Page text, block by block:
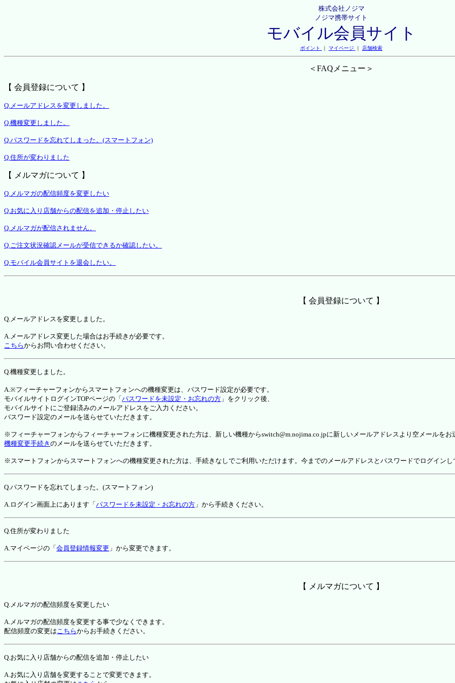
株式会社ノジマ
ノジマ携帯サイト
モバイル会員サイト
ポイント ｜ マイページ ｜ 店舗検索
＜FAQメニュー＞
【 会員登録について 】
Q.メールアドレスを変更しました。
Q.機種変更しました。
Q.パスワードを忘れてしまった。(スマートフォン)
Q.住所が変わりました
【 メルマガについて 】
Q.メルマガの配信頻度を変更したい
Q.お気に入り店舗からの配信を追加・停止したい
Q.メルマガが配信されません。
Q.ご注文状況確認メールが受信できるか確認したい。
Q.モバイル会員サイトを退会したい。
【 会員登録について 】
Q.メールアドレスを変更しました。
A.メールアドレス変更した場合はお手続きが必要です。
こちらからお問い合わせください。
Q.機種変更しました。
A.※フィーチャーフォンからスマートフォンへの機種変更は、パスワード設定が必要です。
モバイルサイトログインTOPページの「 パスワードを未設定・お忘れの方 」をクリック後、
モバイルサイトにご登録済みのメールアドレスをご入力ください。
パスワード設定のメールを送らせていただきます。
※フィーチャーフォンからフィーチャーフォンに機種変更された方は、新しい機種からswitch@m.nojima.co.jpに新しいメールアドレスより空メールをお
機種変更手続き のメールを送らせていただきます。
※スマートフォンからスマートフォンへの機種変更された方は、手続きなしでご利用いただけます。今までのメールアドレスとパスワードでログインし
Q.パスワードを忘れてしまった。(スマートフォン)
A.ログイン画面上にあります「 パスワードを未設定・お忘れの方 」から手続きください。
Q.住所が変わりました
A.マイページの「 会員登録情報変更 」から変更できます。
【 メルマガについて 】
Q.メルマガの配信頻度を変更したい
A.メルマガの配信頻度を変更する事で少なくできます。
配信頻度の変更はこちらからお手続きください。
Q.お気に入り店舗からの配信を追加・停止したい
A.お気に入り店舗を変更することで変更できます。